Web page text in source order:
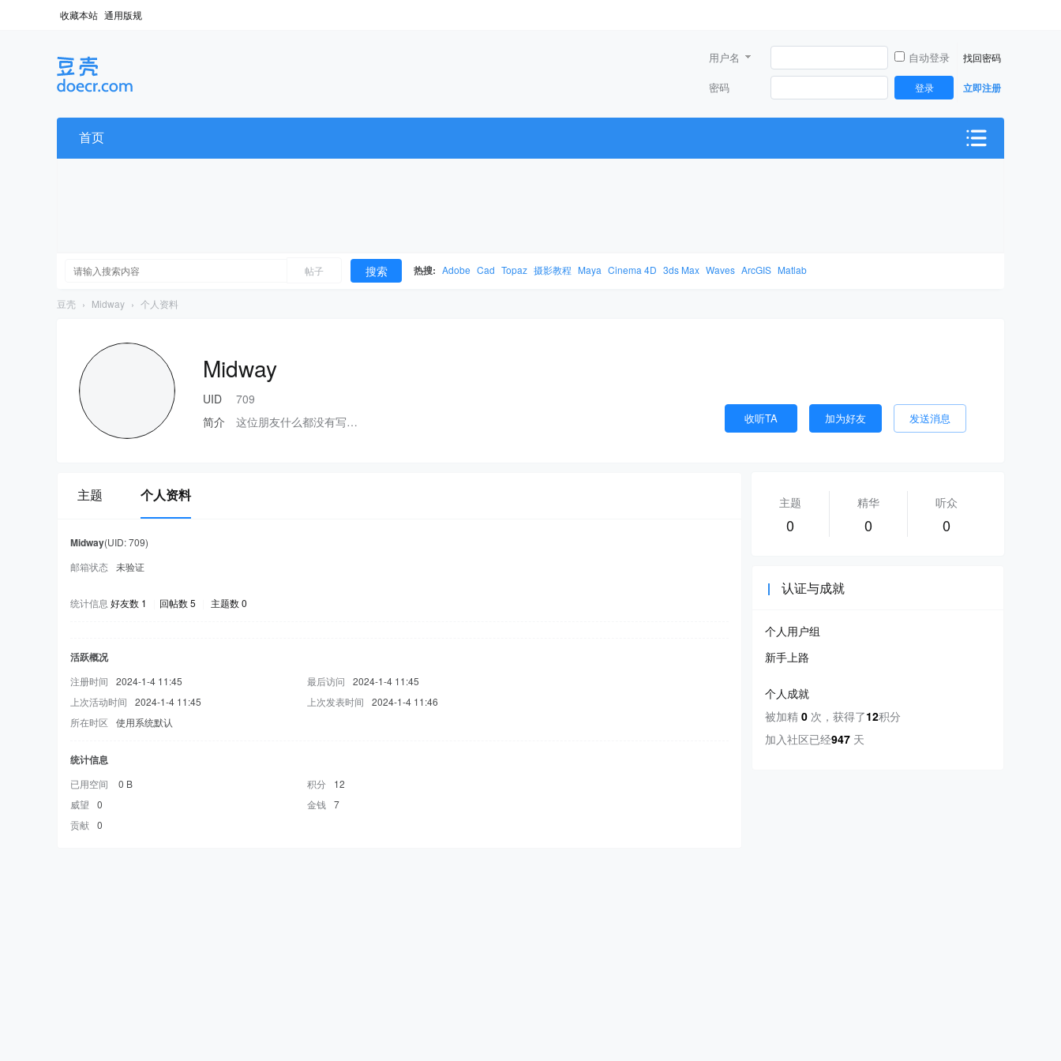
收藏本站 通用版规
用户名 自动登录 找回密码
密码 登录 立即注册
首页
帖子 搜索 热搜: Adobe Cad Topaz 摄影教程 Maya Cinema 4D 3ds Max Waves ArcGIS Matlab
豆壳 › Midway › 个人资料
Midway
UID
709
简介
这位朋友什么都没有写… 收听TA 加为好友 发送消息
主题 个人资料
Midway(UID: 709)
邮箱状态
未验证
统计信息 好友数 1 回帖数 5 主题数 0
活跃概况
注册时间 2024-1-4 11:45 最后访问
2024-1-4 11:45
上次活动时间
2024-1-4 11:45 上次发表时间
2024-1-4 11:46
所在时区
使用系统默认
统计信息
已用空间 0 B 积分
12
威望
0 金钱 7
贡献 0
主题
0
精华
0
听众
0
认证与成就
个人用户组
新手上路
个人成就
被加精 0 次 ， 获得了12积分
加入社区已经947 天